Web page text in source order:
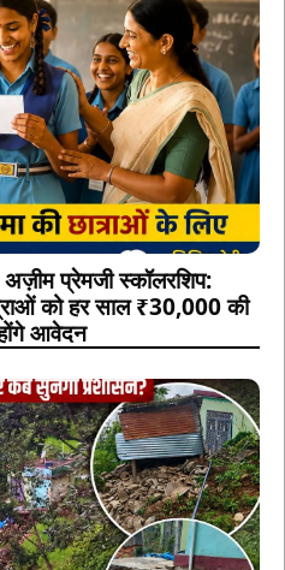
प्रेमजी स्कॉलरशिप:
को हर साल ₹30,000 की
आवेदन